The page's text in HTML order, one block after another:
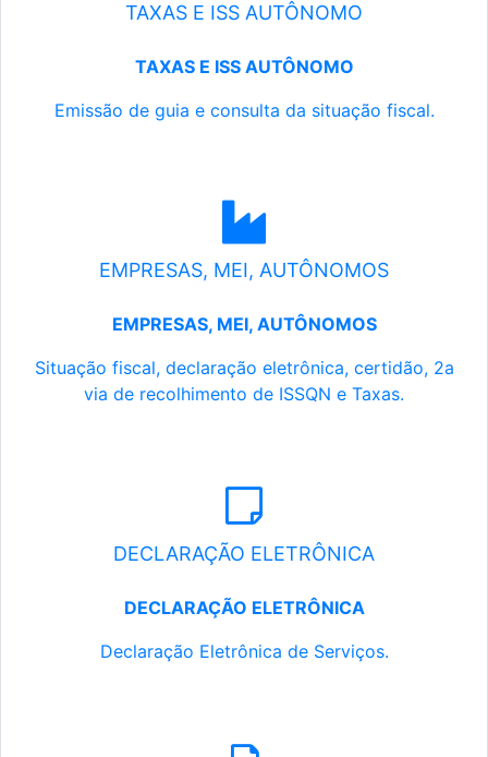
TAXAS E ISS AUTÔNOMO
TAXAS E ISS AUTÔNOMO
Emissão de guia e consulta da situação fiscal.
EMPRESAS, MEI, AUTÔNOMOS
EMPRESAS, MEI, AUTÔNOMOS
Situação fiscal, declaração eletrônica, certidão, 2a
via de recolhimento de ISSQN e Taxas.
DECLARAÇÃO ELETRÔNICA
DECLARAÇÃO ELETRÔNICA
Declaração Eletrônica de Serviços.